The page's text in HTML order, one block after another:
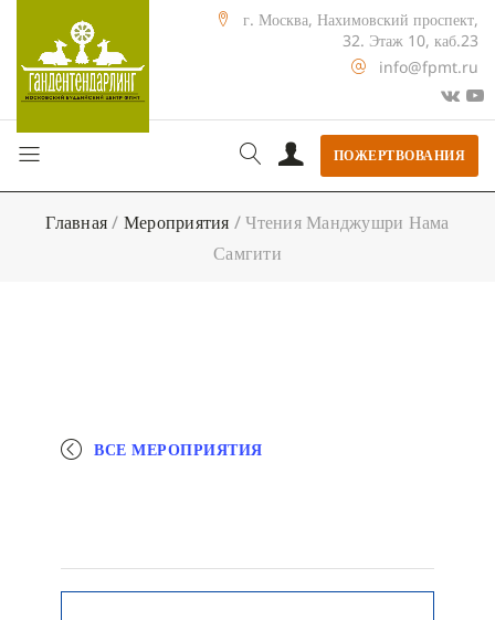
г. Москва, Нахимовский проспект,
32. Этаж 10, каб.23
info@fpmt.ru
ПОЖЕРТВОВАНИЯ
Главная/ Мероприятия /Чтения Манджушри Нама
Самгити
ВСЕ МЕРОПРИЯТИЯ